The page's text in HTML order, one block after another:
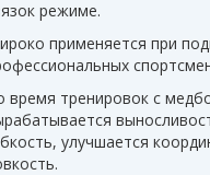
режиме.
применяется при
время тренировок с
улучшается